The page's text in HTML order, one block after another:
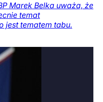
Marek Belka uważa, że
temat
jest tematem tabu.